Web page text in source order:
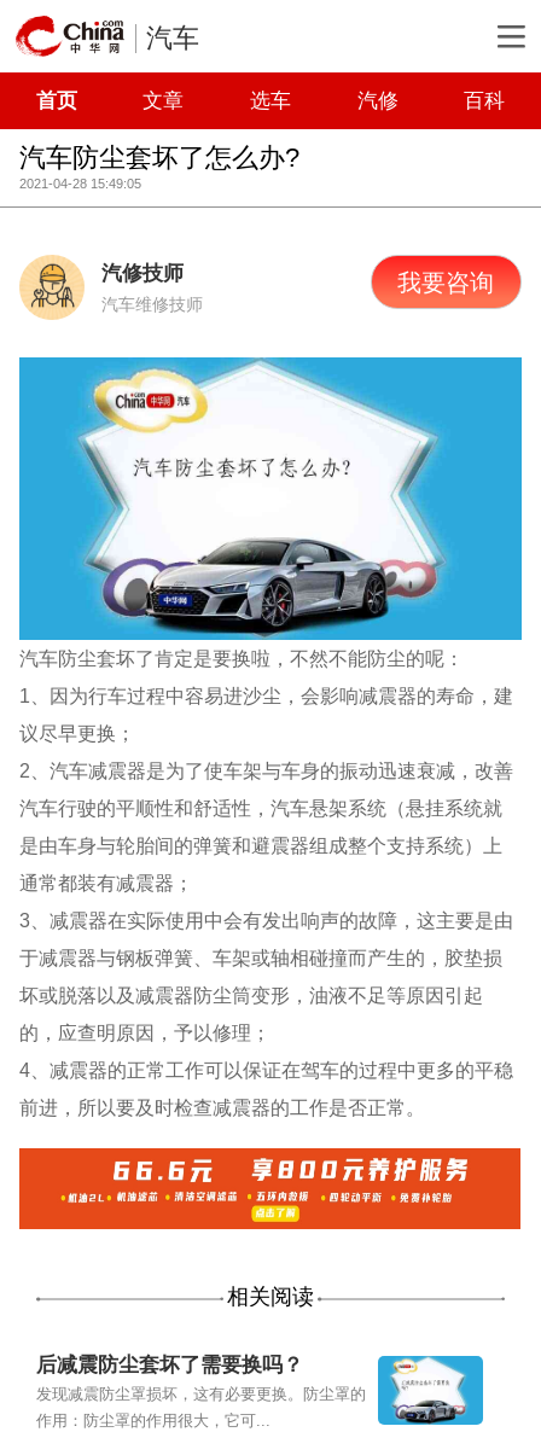
汽车
首页 文章 选车 汽修 百科
汽车防尘套坏了怎么办?
2021-04-28 15:49:05
汽修技师
汽车维修技师
我要咨询
汽车防尘套坏了肯定是要换啦，不然不能防尘的呢：
1、因为行车过程中容易进沙尘，会影响减震器的寿命，建
议尽早更换；
2、汽车减震器是为了使车架与车身的振动迅速衰减，改善
汽车行驶的平顺性和舒适性，汽车悬架系统（悬挂系统就
是由车身与轮胎间的弹簧和避震器组成整个支持系统）上
通常都装有减震器；
3、减震器在实际使用中会有发出响声的故障，这主要是由
于减震器与钢板弹簧、车架或轴相碰撞而产生的，胶垫损
坏或脱落以及减震器防尘筒变形，油液不足等原因引起
的，应查明原因，予以修理；
4、减震器的正常工作可以保证在驾车的过程中更多的平稳
前进，所以要及时检查减震器的工作是否正常。
相关阅读
后减震防尘套坏了需要换吗？
发现减震防尘罩损坏，这有必要更换。防尘罩的
作用：防尘罩的作用很大，它可...